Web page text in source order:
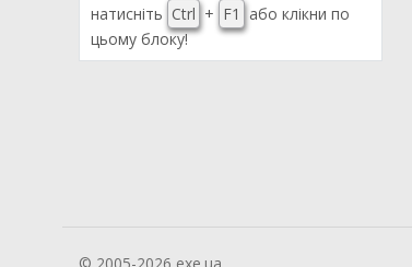
натисніть Ctrl + F1
або клікни по
цьому блоку!